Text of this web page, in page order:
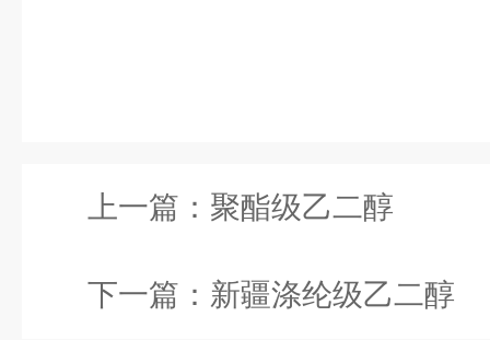
上一篇： 聚酯级乙二醇
下一篇： 新疆涤纶级乙二醇